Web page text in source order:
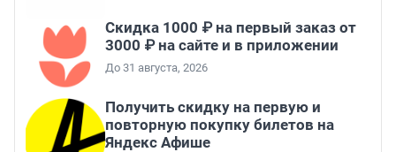
Скидка 1000 ₽ на первый заказ от
3000 ₽ на сайте и в приложении
До 31 августа, 2026
Получить скидку на первую и
повторную покупку билетов на
Яндекс Афише